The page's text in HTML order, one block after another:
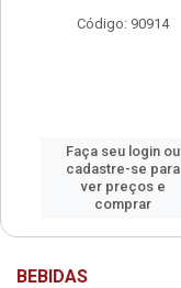
Código: 90914
Faça seu login ou
cadastre-se para
ver preços e
comprar
BEBIDAS